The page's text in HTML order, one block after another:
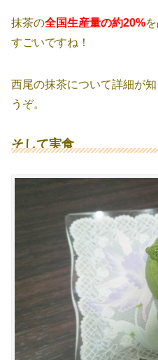
抹茶の全国生産量の約20%
すごいですね！
西尾の抹茶について詳細が知
うぞ。
そして実食